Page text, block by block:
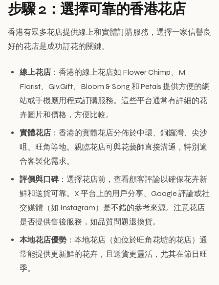
步驟 2：選擇可靠的香港花店
香港有眾多花店提供線上和實體訂購服務，選擇一家信譽良
好的花店是成功訂花的關鍵。
線上花店 ：香港的線上花店如 Flower Chimp、M
Florist、Giv.Gift、Bloom & Song 和 Petals 提供方便的網
站或手機應用程式訂購服務。這些平台通常有詳細的花
卉圖片和價格，方便比較。
實體花店 ：香港的實體花店分佈於中環、銅鑼灣、尖沙
咀、旺角等地。親臨花店可與花藝師直接溝通，特別適
合客製化需求。
評價與口碑：選擇花店前，查看顧客評論以確保花卉新
鮮和送貨可靠。X 平台上的用戶分享、Google 評論或社
交媒體（如 Instagram）是不錯的參考來源。注意花店
是否提供售後服務，如品質問題退換貨。
本地花店優勢 ：本地花店（如位於旺角花墟的花店）通
常能提供更新鮮的花卉，且送貨更靈活，尤其在節日旺
季。